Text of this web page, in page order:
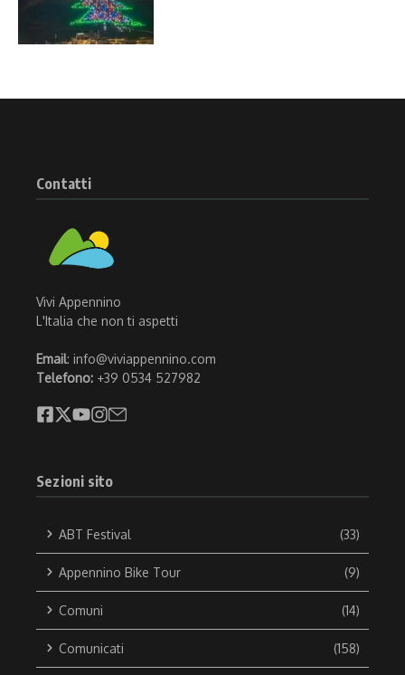
Contatti
Vivi Appennino
L'Italia che non ti aspetti
Email: info@viviappennino.com
Telefono: +39 0534 527982
Sezioni sito
ABT Festival (33)
Appennino Bike Tour (9)
Comuni (14)
Comunicati (158)